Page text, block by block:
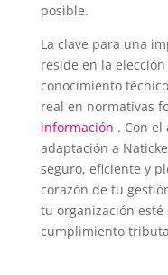
posible.
La clave para una
reside en la
conocimiento
real en normativas
información . Con el
adaptación a
seguro, eficiente y
corazón de tu
tu organización
cumplimiento